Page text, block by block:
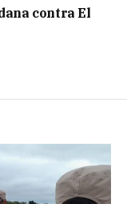
contra El